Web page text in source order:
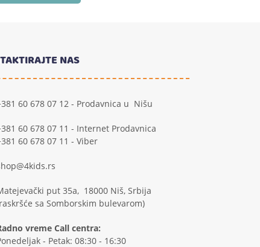
NAS
60 678 07 12 - Prodavnica u Nišu
60 678 07 11 - Internet Prodavnica
60 678 07 11 - Viber
put 35a, 18000 Niš, Srbija
sa Somborskim bulevarom)
vreme Call centra:
- Petak: 08:30 - 16:30